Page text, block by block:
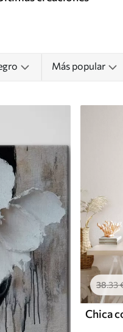
Más popular
38.33
Chica